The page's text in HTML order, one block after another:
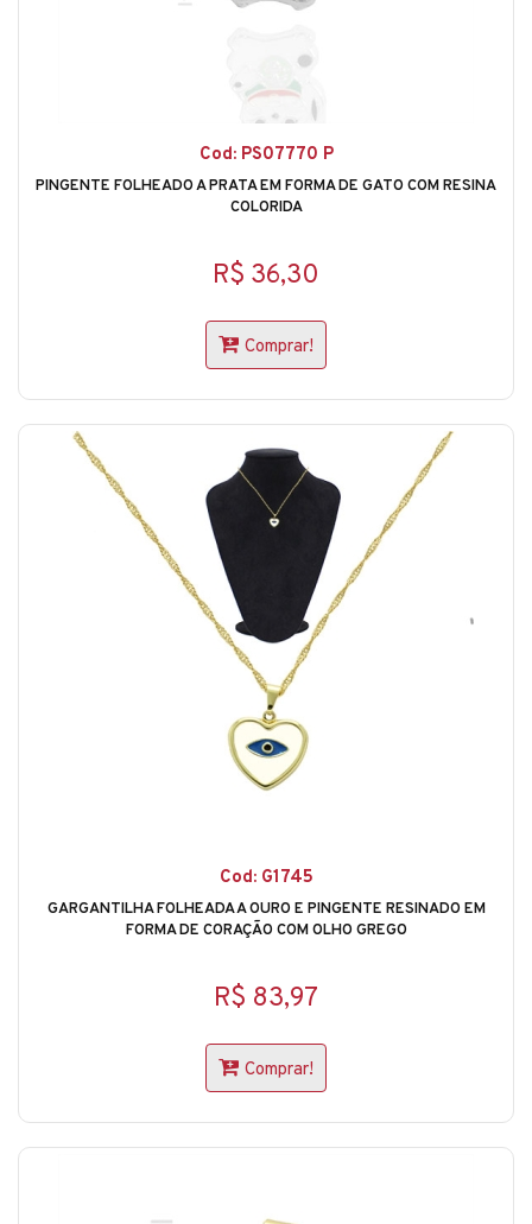
Cod: PS07770 P
PINGENTE FOLHEADO A PRATA EM FORMA DE GATO COM RESINA
COLORIDA
R$ 36,30
Comprar!
Cod: G1745
GARGANTILHA FOLHEADA A OURO E PINGENTE RESINADO EM
FORMA DE CORAÇÃO COM OLHO GREGO
R$ 83,97
Comprar!